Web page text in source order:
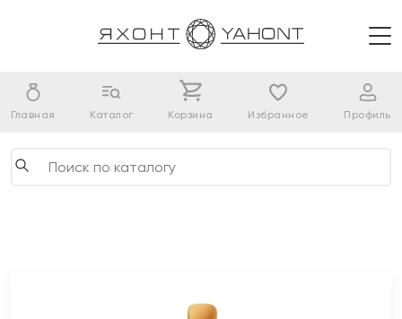
Главная Каталог Корзина Избранное Профиль